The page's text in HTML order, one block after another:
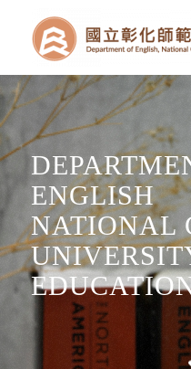
ENGLISH
NATIONAL